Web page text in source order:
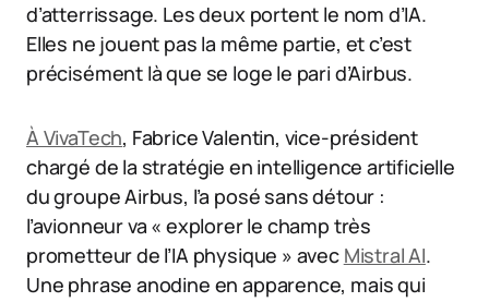
d’atterrissage. Les deux portent le nom d’IA.
Elles ne jouent pas la même partie, et c’est
précisément là que se loge le pari d’Airbus.
À VivaTech, Fabrice Valentin, vice-président
chargé de la stratégie en intelligence artificielle
du groupe Airbus, l’a posé sans détour :
l’avionneur va « explorer le champ très
prometteur de l’IA physique » avec Mistral AI.
Une phrase anodine en apparence, mais qui